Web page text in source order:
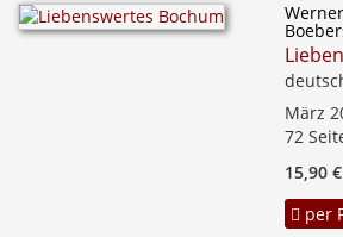
März
72
15,90 €
per